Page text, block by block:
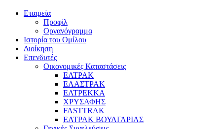
Εταιρεία
Προφίλ
Οργανόγραμμα
Ιστορία του Ομίλου
Διοίκηση
Επενδυτές
Οικονομικές Καταστάσεις
ΕΛΤΡΑΚ
ΕΛΑΣΤΡΑΚ
ΕΛΤΡΕΚΚΑ
ΧΡΥΣΑΦΗΣ
FASTTRAK
ΕΛΤΡΑΚ ΒΟΥΛΓΑΡΙΑΣ